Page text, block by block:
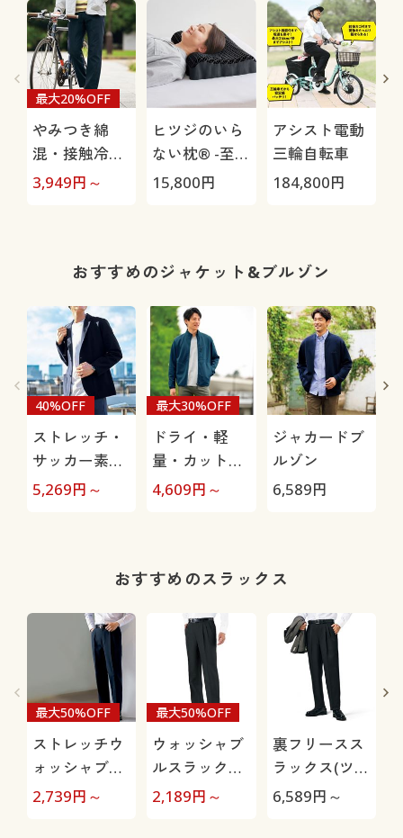
やみつき綿
混・接触冷感
パンツ(ウエス
最大20%OFF
3,949円～
ヒツジのいら
ない枕® -至
極-
15,800円
アシスト電動
三輪自転車
184,800円
おすすめのジャケット&ブルゾン
ストレッチ・
サッカー素材
ジャケット(タ
40%OFF
5,269円～
ドライ・軽
量・カットソ
ー素材ジャケ
最大30%OFF
4,609円～
ジャカードブ
ルゾン
6,589円
おすすめのスラックス
ストレッチウ
ォッシャブル
スラックス(ツ
最大50%OFF
2,739円～
ウォッシャブ
ルスラックス
(ツータック)
最大50%OFF
2,189円～
裏フリースス
ラックス(ツー
タック)/洗濯
6,589円～